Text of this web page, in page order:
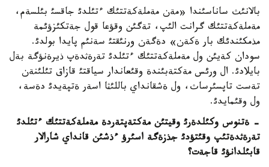
بالانئث ساناسئندا «مةن مةملةكةتتئك ءتئلدئ جاقسئ بئلسةم،
مةملةكةتتئك گرانت الئپ، تةگئن وقؤعا قول جةتكئزؤئمة
مذمكئندئك بار ةكةن» دةگةن ورنئقتئ سةنئم پايدا بولدئ.
سودان كةيئن ول مةملةكةتتئك ءتئلدئ تةرةثدةپ ذيرةنؤگة بةل
بايلادئ. ال ورئس مةكتةبئندة وقئعاندار سياقتئ قازاق تئلئنةن
تةست تاپسئرساث، ول ةشقانداي باللئثا اسةر ةتپةيدئ دةسة،
ول وقئمايدئ.
- ةتنوس وكئلدةرئ وقيتئن مةكتةپتةردة مةملةكةتتئك ءتئلدئ
تةرةثدةتئپ وقئتؤدئ جذزةگة اسئرؤ ءذشئن قانداي شارالار
قابئلدانؤئ قاجةت؟